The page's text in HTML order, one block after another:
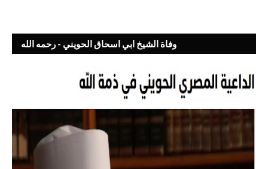
وفاة الشيخ ابي اسحاق الحويني - رحمه الله